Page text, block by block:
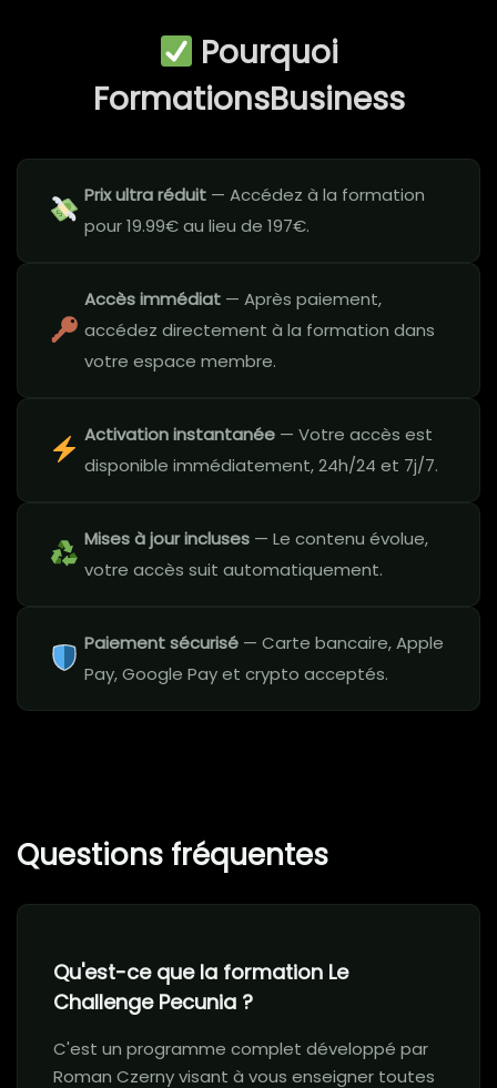
Pourquoi
FormationsBusiness
Prix ultra réduit — Accédez à la formation
pour 19.99€ au lieu de 197€.
Accès immédiat — Après paiement,
accédez directement à la formation dans
votre espace membre.
Activation instantanée — Votre accès est
disponible immédiatement, 24h/24 et 7j/7.
Mises à jour incluses — Le contenu évolue,
votre accès suit automatiquement.
Paiement sécurisé — Carte bancaire, Apple
Pay, Google Pay et crypto acceptés.
Questions fréquentes
Qu'est-ce que la formation Le
Challenge Pecunia ?
C'est un programme complet développé par
Roman Czerny visant à vous enseigner toutes